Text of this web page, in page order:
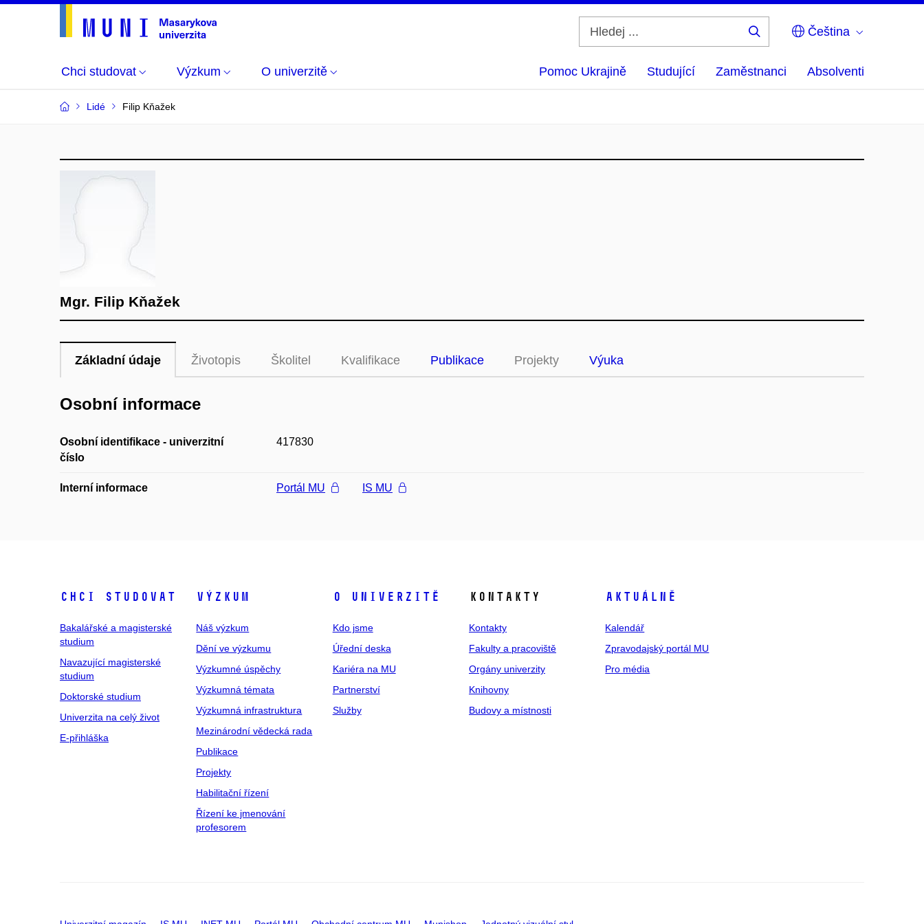
Čeština
Chci studovat Výzkum O univerzitě Pomoc Ukrajině Studující Zaměstnanci Absolventi
Lidé Filip Kňažek
Mgr. Filip Kňažek
Základní údaje Životopis Školitel Kvalifikace Publikace Projekty Výuka
Osobní informace
Osobní identifikace - univerzitní
číslo
417830
Interní informace Portál MU IS MU
Chci studovat
Bakalářské a magisterské
studium
Navazující magisterské
studium
Doktorské studium
Univerzita na celý život
E-přihláška
Výzkum
Náš výzkum
Dění ve výzkumu
Výzkumné úspěchy
Výzkumná témata
Výzkumná infrastruktura
Mezinárodní vědecká rada
Publikace
Projekty
Habilitační řízení
Řízení ke jmenování
profesorem
O univerzitě
Kdo jsme
Úřední deska
Kariéra na MU
Partnerství
Služby
Kontakty
Kontakty
Fakulty a pracoviště
Orgány univerzity
Knihovny
Budovy a místnosti
Aktuálně
Kalendář
Zpravodajský portál MU
Pro média